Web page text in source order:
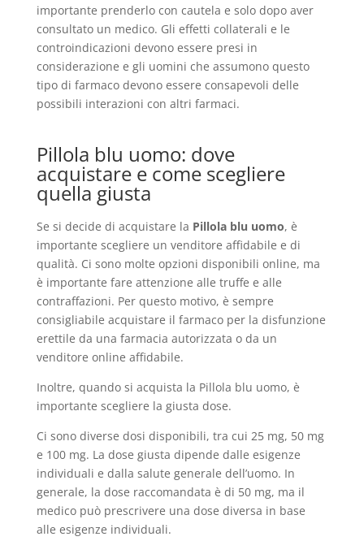
importante prenderlo con cautela e solo dopo aver
consultato un medico. Gli effetti collaterali e le
controindicazioni devono essere presi in
considerazione e gli uomini che assumono questo
tipo di farmaco devono essere consapevoli delle
possibili interazioni con altri farmaci.
Pillola blu uomo: dove
acquistare e come scegliere
quella giusta
Se si decide di acquistare la Pillola blu uomo, è
importante scegliere un venditore affidabile e di
qualità. Ci sono molte opzioni disponibili online, ma
è importante fare attenzione alle truffe e alle
contraffazioni. Per questo motivo, è sempre
consigliabile acquistare il farmaco per la disfunzione
erettile da una farmacia autorizzata o da un
venditore online affidabile.
Inoltre, quando si acquista la Pillola blu uomo, è
importante scegliere la giusta dose.
Ci sono diverse dosi disponibili, tra cui 25 mg, 50 mg
e 100 mg. La dose giusta dipende dalle esigenze
individuali e dalla salute generale dell’uomo. In
generale, la dose raccomandata è di 50 mg, ma il
medico può prescrivere una dose diversa in base
alle esigenze individuali.